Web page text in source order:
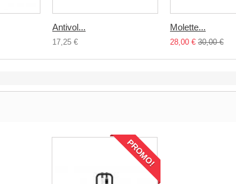
Antivol...
17,25 €
Molette...
28,00 € 30,00 €
PROMO!